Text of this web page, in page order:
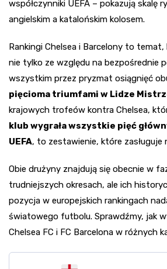
współczynniki UEFA – pokazują skalę
angielskim a katalońskim kolosem.
Rankingi Chelsea i Barcelony to
nie tylko ze względu na bezpośrednie
wszystkim przez pryzmat osiągnięć
pięcioma triumfami w Lidze
krajowych trofeów kontra Chelsea,
klub wygrała wszystkie pięć
UEFA, to zestawienie, które zasługuje
Obie drużyny znajdują się obecnie w
trudniejszych okresach, ale ich
pozycja w europejskich rankingach
światowego futbolu. Sprawdźmy, jak
Chelsea FC i FC Barcelona w różnych